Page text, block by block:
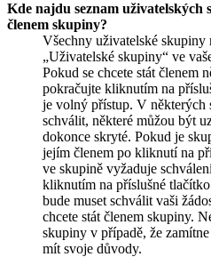
Kde najdu seznam uživatelských
členem skupiny?
Všechny uživatelské skupiny
„Uživatelské skupiny“ ve
Pokud se chcete stát členem
pokračujte kliknutím na
je volný přístup. V některých
schválit, některé můžou být
dokonce skryté. Pokud je
jejím členem po kliknutí na
ve skupině vyžaduje
kliknutím na příslušné
bude muset schválit vaši
chcete stát členem skupiny.
skupiny v případě, že
mít svoje důvody.